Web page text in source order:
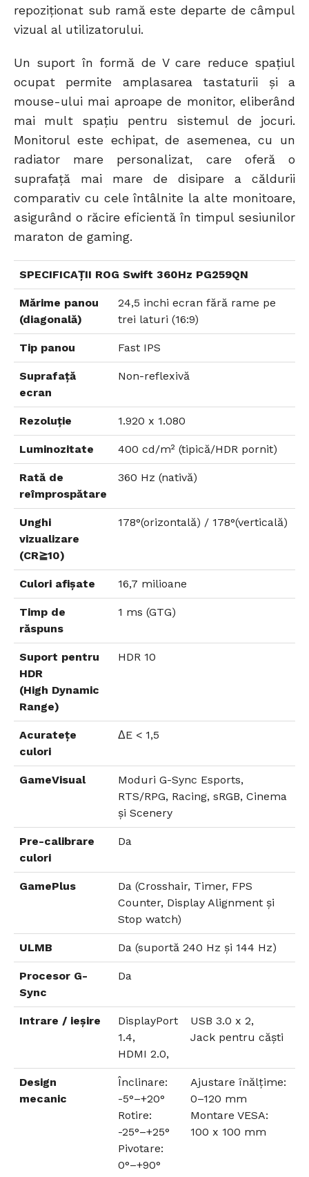
repoziționat sub ramă este departe de câmpul
vizual al utilizatorului.
Un suport în formă de V care reduce spațiul
ocupat permite amplasarea tastaturii și a
mouse-ului mai aproape de monitor, eliberând
mai mult spațiu pentru sistemul de jocuri.
Monitorul este echipat, de asemenea, cu un
radiator mare personalizat, care oferă o
suprafață mai mare de disipare a căldurii
comparativ cu cele întâlnite la alte monitoare,
asigurând o răcire eficientă în timpul sesiunilor
maraton de gaming.
SPECIFICAȚII ROG Swift 360Hz PG259QN
Mărime panou
(diagonală)
24,5 inchi ecran fără rame pe
trei laturi (16:9)
Tip panou Fast IPS
Suprafață
ecran
Non-reflexivă
Rezoluție 1.920 x 1.080
Luminozitate 400 cd/m² (tipică/HDR pornit)
Rată de
reîmprospătare
360 Hz (nativă)
Unghi
vizualizare
(CR≧10)
178°(orizontală) / 178°(verticală)
Culori afișate 16,7 milioane
Timp de
răspuns
1 ms (GTG)
Suport pentru
HDR
(High Dynamic
Range)
HDR 10
Acuratețe
culori
ΔE < 1,5
GameVisual
Moduri G-Sync Esports,
RTS/RPG, Racing, sRGB, Cinema
și Scenery
Pre-calibrare
culori
Da
GamePlus
Da (Crosshair, Timer, FPS
Counter, Display Alignment și
Stop watch)
ULMB Da (suportă 240 Hz și 144 Hz)
Procesor G-
Sync
Da
Intrare / ieșire
DisplayPort
1.4,
HDMI 2.0,
USB 3.0 x 2,
Jack pentru căști
Design
mecanic
Înclinare:
-5°–+20°
Rotire:
-25°–+25°
Pivotare:
0°–+90°
Ajustare înălțime:
0–120 mm
Montare VESA:
100 x 100 mm